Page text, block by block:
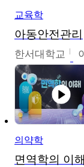
교육학
아동안전관리
한서대학교
의약학
면역학의 이해